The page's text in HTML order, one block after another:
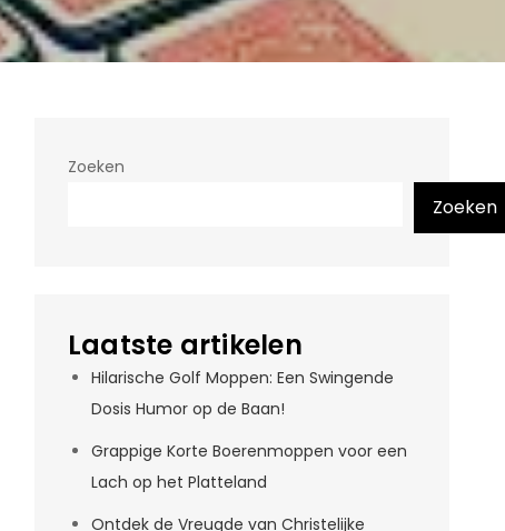
Zoeken
Zoeken
Laatste artikelen
Hilarische Golf Moppen: Een Swingende
Dosis Humor op de Baan!
Grappige Korte Boerenmoppen voor een
Lach op het Platteland
Ontdek de Vreugde van Christelijke